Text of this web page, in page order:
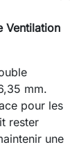
Ventilation
mm.
pour les
rester
une